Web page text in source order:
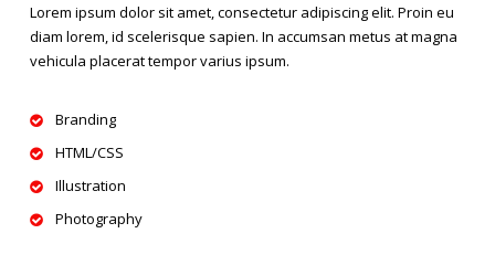
Lorem ipsum dolor sit amet, consectetur adipiscing elit. Proin eu
diam lorem, id scelerisque sapien. In accumsan metus at magna
vehicula placerat tempor varius ipsum.
Branding
HTML/CSS
Illustration
Photography